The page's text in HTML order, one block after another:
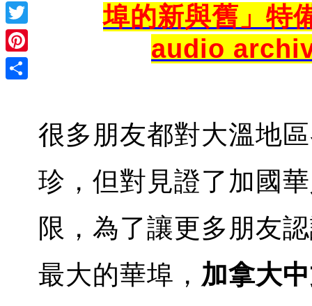
Facebook
Twitter
Pinterest
埠的新與舊」
audio
很多朋友都對大溫地
珍，但對見證了加國
限，為了讓更多朋友
最大的華埠， 加拿大